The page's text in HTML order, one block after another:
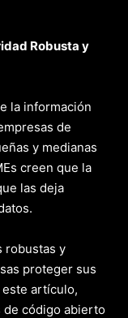
Robusta y
la información
de
y medianas
creen que la
las deja
robustas y
proteger sus
este artículo,
de código abierto